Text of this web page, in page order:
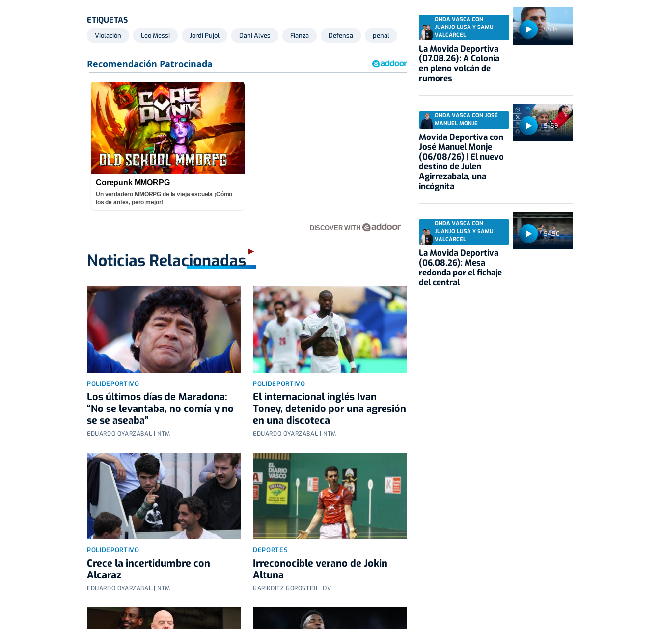
ETIQUETAS
Violación Leo Messi Jordi Pujol Dani Alves Fianza Defensa penal
Corepunk MMORPG
Un verdadero MMORPG de la vieja escuela ¡Cómo
los de antes, pero mejor!
DISCOVER WITH
Noticias Relacionadas
POLIDEPORTIVO
Los últimos días de Maradona:
“No se levantaba, no comía y no
se se aseaba”
EDUARDO OYARZABAL | NTM
POLIDEPORTIVO
El internacional inglés Ivan
Toney, detenido por una agresión
en una discoteca
EDUARDO OYARZABAL | NTM
POLIDEPORTIVO
Crece la incertidumbre con
Alcaraz
EDUARDO OYARZABAL | NTM
DEPORTES
Irreconocible verano de Jokin
Altuna
GARIKOITZ GOROSTIDI | OV
55:14
ONDA VASCA CON
JUANJO LUSA Y SAMU
VALCÁRCEL
La Movida Deportiva
(07.08.26): A Colonia
en pleno volcán de
rumores
51:59
ONDA VASCA CON JOSÉ
MANUEL MONJE
Movida Deportiva con
José Manuel Monje
(06/08/26) | El nuevo
destino de Julen
Agirrezabala, una
incógnita
54:50
ONDA VASCA CON
JUANJO LUSA Y SAMU
VALCÁRCEL
La Movida Deportiva
(06.08.26): Mesa
redonda por el fichaje
del central